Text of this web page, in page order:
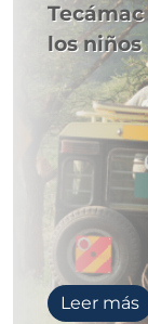
los niños
Leer más